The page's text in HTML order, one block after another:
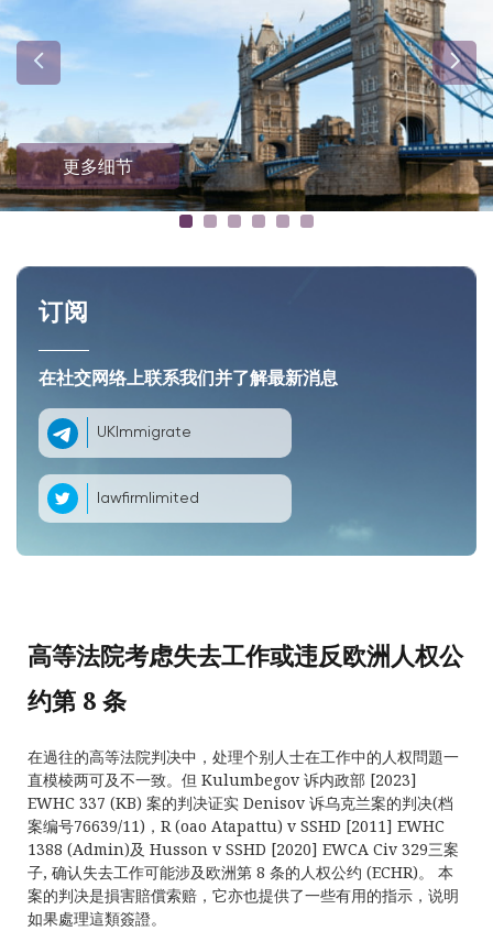
更多细节
订阅
在社交网络上联系我们并了解最新消息
UKImmigrate
lawfirmlimited
高等法院考虑失去工作或违反欧洲人权公
约第 8 条
在過往的高等法院判决中，处理个别人士在工作中的人权問題一
直模棱两可及不一致。但 Kulumbegov 诉内政部 [2023]
EWHC 337 (KB) 案的判决证实 Denisov 诉乌克兰案的判决(档
案编号76639/11)，R (oao Atapattu) v SSHD [2011] EWHC
1388 (Admin)及 Husson v SSHD [2020] EWCA Civ 329三案
子, 确认失去工作可能涉及欧洲第 8 条的人权公约 (ECHR)。 本
案的判决是損害賠償索赔，它亦也提供了一些有用的指示，说明
如果處理這類簽證。